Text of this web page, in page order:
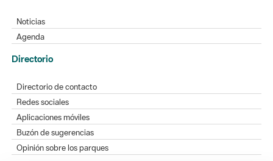
Noticias
Agenda
Directorio
Directorio de contacto
Redes sociales
Aplicaciones móviles
Buzón de sugerencias
Opinión sobre los parques